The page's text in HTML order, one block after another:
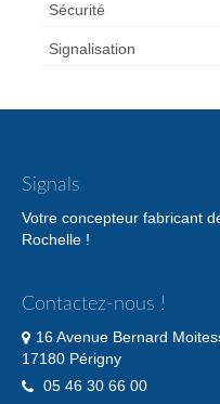
Sécurité
Signalisation
Signals
Votre concepteur fabricant
Rochelle !
Contactez-nous !
16 Avenue Bernard
17180 Périgny
05 46 30 66 00